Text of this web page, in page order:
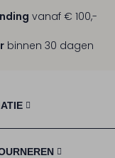
vanaf € 100,-
binnen 30 dagen